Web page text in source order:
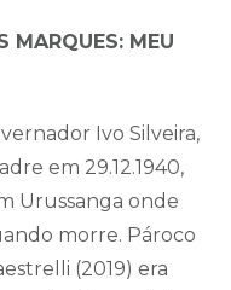
MARQUES: MEU
Ivo Silveira,
em 29.12.1940,
Urussanga onde
morre. Pároco
(2019) era